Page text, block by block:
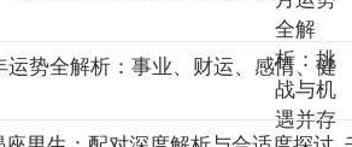
。
月运势总结与展望
年6月的运势充满了变数和挑战。
变数，为你们提供了成长和进步的机
全解
析：挑
战与机
遇并存